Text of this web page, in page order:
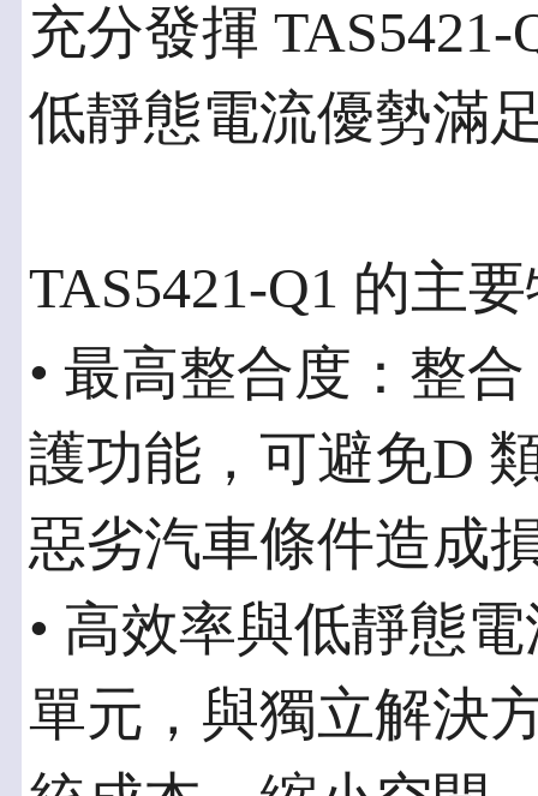
充分發揮
低靜態電流優勢滿
TAS5421-Q1 的主
• 最高整合度：整
護功能，可避免D
惡劣汽車條件造成
• 高效率與低靜態
單元，與獨立解決